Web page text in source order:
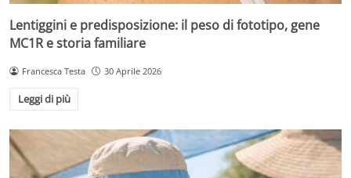
Lentiggini e predisposizione: il peso di fototipo, gene
MC1R e storia familiare
Francesca Testa 30 Aprile 2026
Leggi di più